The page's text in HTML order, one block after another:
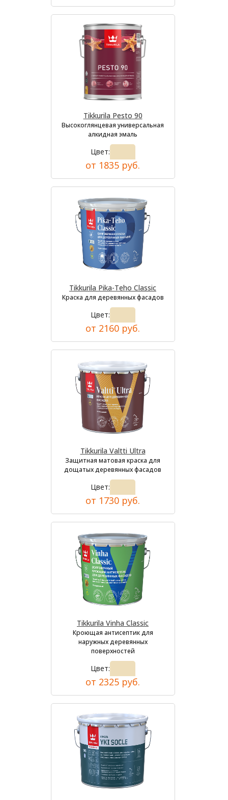
Tikkurila Pesto 90
Высокоглянцевая универсальная
алкидная эмаль
Цвет:
от 1835 руб.
Tikkurila Pika-Teho Classic
Краска для деревянных фасадов
Цвет:
от 2160 руб.
Tikkurila Valtti Ultra
Защитная матовая краска для
дощатых деревянных фасадов
Цвет:
от 1730 руб.
Tikkurila Vinha Classic
Кроющая антисептик для
наружных деревянных
поверхностей
Цвет:
от 2325 руб.